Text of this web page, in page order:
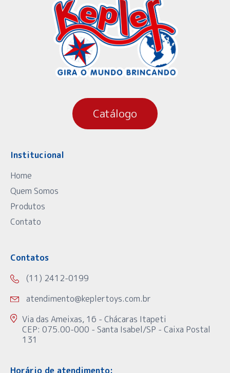
Catálogo
Institucional
Home
Quem Somos
Produtos
Contato
Contatos
(11) 2412-0199
atendimento@keplertoys.com.br
Via das Ameixas, 16 - Chácaras Itapeti
CEP: 075.00-000 - Santa Isabel/SP - Caixa Postal
131
Horário de atendimento: